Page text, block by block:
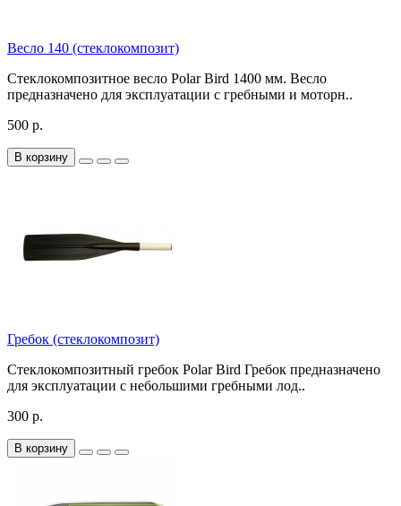
Весло 140 (стеклокомпозит)
Стеклокомпозитное весло Polar Bird 1400 мм. Весло
предназначено для эксплуатации с гребными и моторн..
500 р.
В корзину
Гребок (стеклокомпозит)
Стеклокомпозитный гребок Polar Bird Гребок предназначено
для эксплуатации с небольшими гребными лод..
300 р.
В корзину